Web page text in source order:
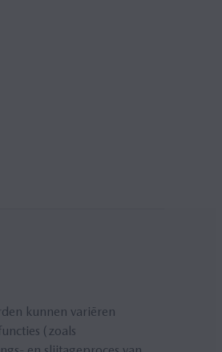
kunnen variëren
(zoals